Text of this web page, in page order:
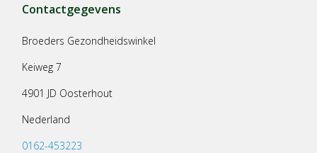
Contactgegevens
Broeders Gezondheidswinkel
Keiweg 7
4901 JD Oosterhout
Nederland
0162-453223